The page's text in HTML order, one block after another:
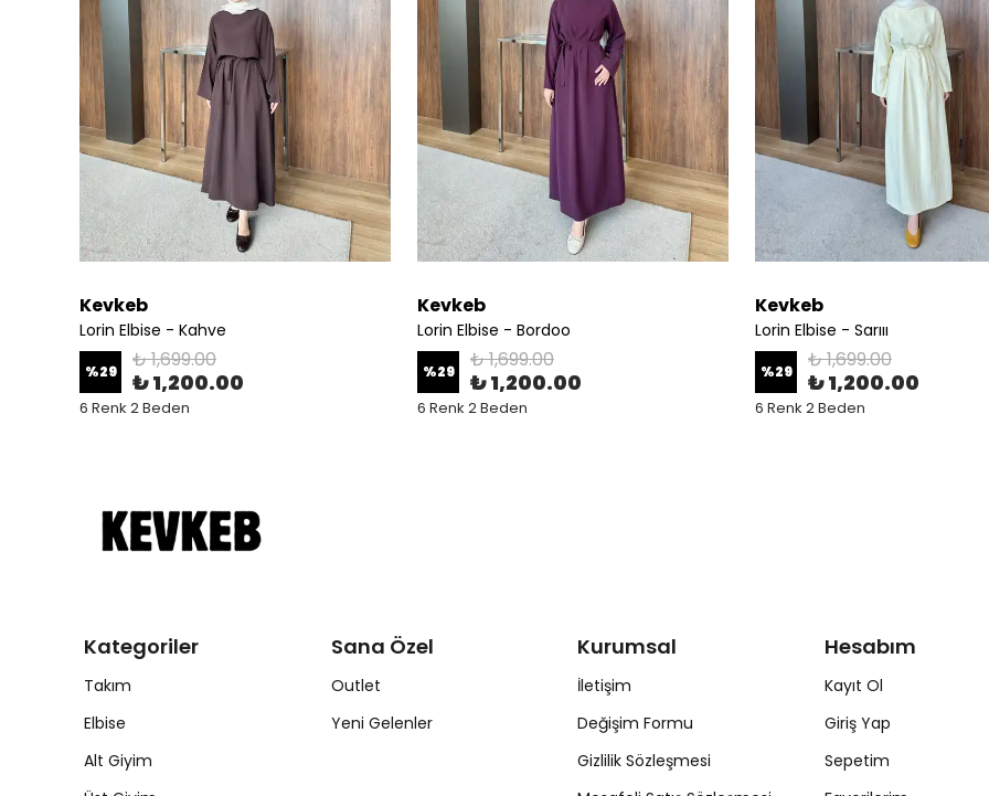
Kevkeb
Lorin Elbise - Kahve
%29 ₺ 1,699.00
₺ 1,200.00
6 Renk 2 Beden
Kevkeb
Lorin Elbise - Bordoo
%29 ₺ 1,699.00
₺ 1,200.00
6 Renk 2 Beden
Kevkeb
Lorin Elbise - Sarııı
%29 ₺ 1,699.00
₺ 1,200.00
6 Renk 2 Beden
Kategoriler
Takım
Elbise
Alt Giyim
Sana Özel
Outlet
Yeni Gelenler
Kurumsal
İletişim
Değişim Formu
Gizlilik Sözleşmesi
Hesabım
Kayıt Ol
Giriş Yap
Sepetim